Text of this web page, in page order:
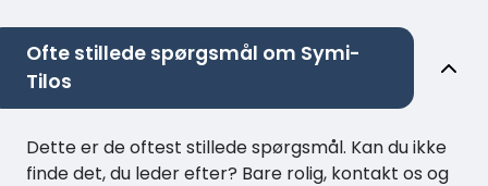
Ofte stillede spørgsmål om Symi-
Tilos
Dette er de oftest stillede spørgsmål. Kan du ikke
finde det, du leder efter? Bare rolig, kontakt os og